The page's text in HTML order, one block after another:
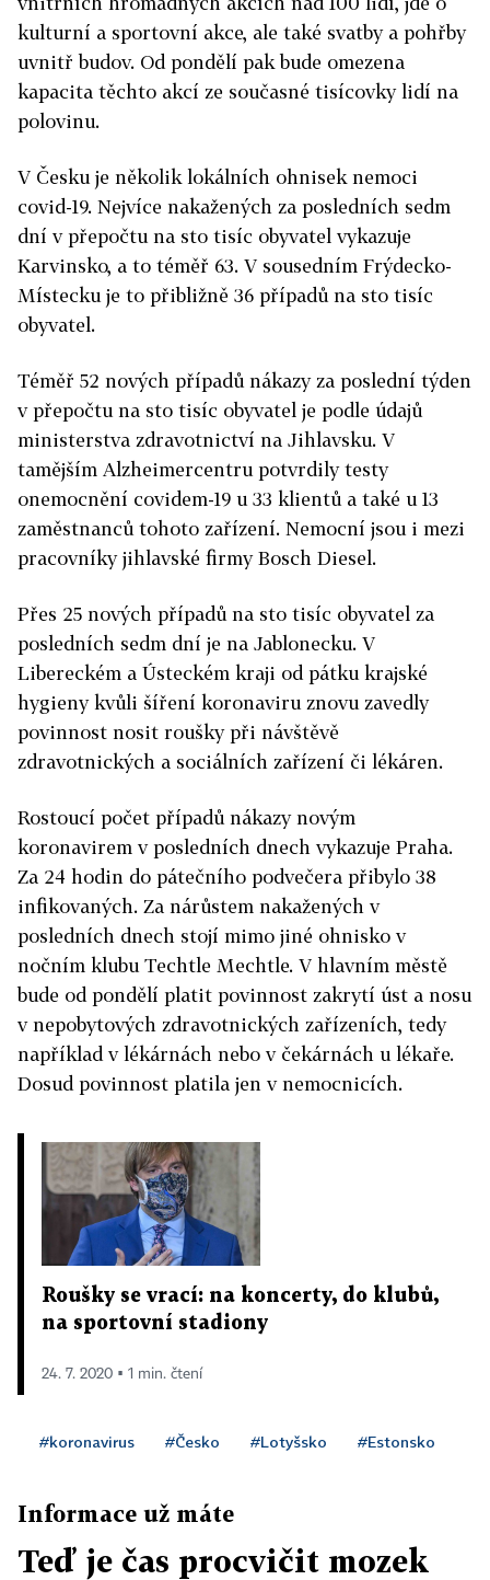
kulturní a sportovní akce, ale také svatby a pohřby
uvnitř budov. Od pondělí pak bude omezena
kapacita těchto akcí ze současné tisícovky lidí na
polovinu.
V Česku je několik lokálních ohnisek nemoci
covid-19. Nejvíce nakažených za posledních sedm
dní v přepočtu na sto tisíc obyvatel vykazuje
Karvinsko, a to téměř 63. V sousedním Frýdecko-
Místecku je to přibližně 36 případů na sto tisíc
obyvatel.
Téměř 52 nových případů nákazy za poslední týden
v přepočtu na sto tisíc obyvatel je podle údajů
ministerstva zdravotnictví na Jihlavsku. V
tamějším Alzheimercentru potvrdily testy
onemocnění covidem-19 u 33 klientů a také u 13
zaměstnanců tohoto zařízení. Nemocní jsou i mezi
pracovníky jihlavské firmy Bosch Diesel.
Přes 25 nových případů na sto tisíc obyvatel za
posledních sedm dní je na Jablonecku. V
Libereckém a Ústeckém kraji od pátku krajské
hygieny kvůli šíření koronaviru znovu zavedly
povinnost nosit roušky při návštěvě
zdravotnických a sociálních zařízení či lékáren.
Rostoucí počet případů nákazy novým
koronavirem v posledních dnech vykazuje Praha.
Za 24 hodin do pátečního podvečera přibylo 38
infikovaných. Za nárůstem nakažených v
posledních dnech stojí mimo jiné ohnisko v
nočním klubu Techtle Mechtle. V hlavním městě
bude od pondělí platit povinnost zakrytí úst a nosu
v nepobytových zdravotnických zařízeních, tedy
například v lékárnách nebo v čekárnách u lékaře.
Dosud povinnost platila jen v nemocnicích.
Roušky se vrací: na koncerty, do klubů,
na sportovní stadiony
24. 7. 2020 ▪ 1 min. čtení
#koronavirus #Česko #Lotyšsko #Estonsko
Informace už máte
Teď je čas procvičit mozek